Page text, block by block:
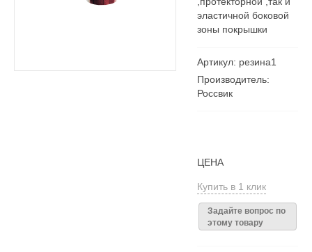
эластичной боковой
зоны покрышки
Артикул: резина1
Производитель:
Россвик
ЦЕНА
Купить в 1 клик
Задайте вопрос по
этому товару